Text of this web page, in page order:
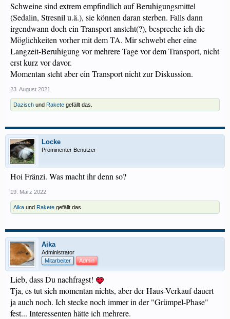
Schweine sind extrem empfindlich auf Beruhigungsmittel
(Sedalin, Stresnil u.ä.), sie können daran sterben. Falls dann
irgendwann doch ein Transport ansteht(?), bespreche ich die
Möglichkeiten vorher mit dem TA. Mir schwebt eher eine
Langzeit-Beruhigung vor mehrere Tage vor dem Transport, nicht
erst kurz vor davor.
Momentan steht aber ein Transport nicht zur Diskussion.
23. August 2021
Dazisch und Rakete gefällt das.
Locke
Prominenter Benutzer
Hoi Fränzi. Was macht ihr denn so?
19. März 2022
Aika und Rakete gefällt das.
Aika
Administrator
Mitarbeiter
Admin
Lieb, dass Du nachfragst!
Tja, es tut sich momentan nichts, aber der Haus-Verkauf dauert
ja auch noch. Ich stecke noch immer in der "Grümpel-Phase"
fest... Interessenten hätte ich mehrere.